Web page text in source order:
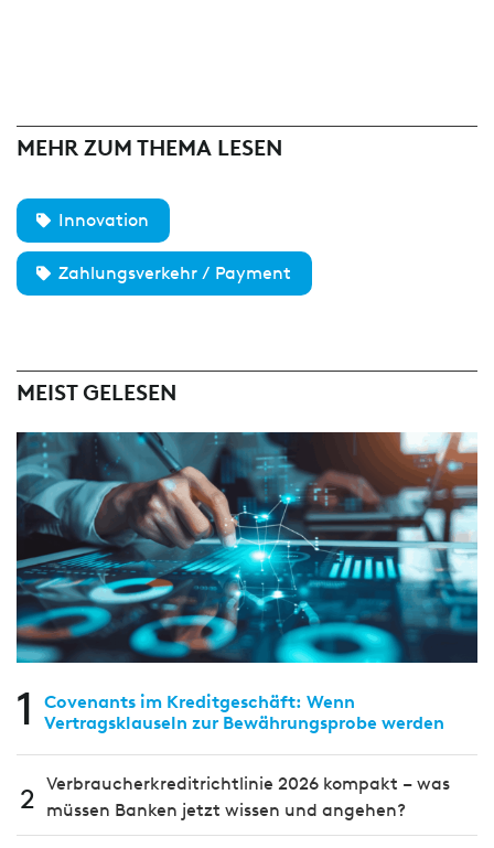
MEHR ZUM THEMA LESEN
Innovation
Zahlungsverkehr / Payment
MEIST GELESEN
1
Covenants im Kreditgeschäft: Wenn
Vertragsklauseln zur Bewährungsprobe werden
2 Verbraucherkreditrichtlinie 2026 kompakt – was
müssen Banken jetzt wissen und angehen?